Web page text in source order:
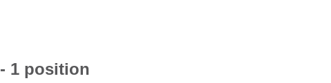
- 1 position